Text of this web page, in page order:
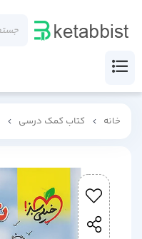
خانه کتاب کمک درسی